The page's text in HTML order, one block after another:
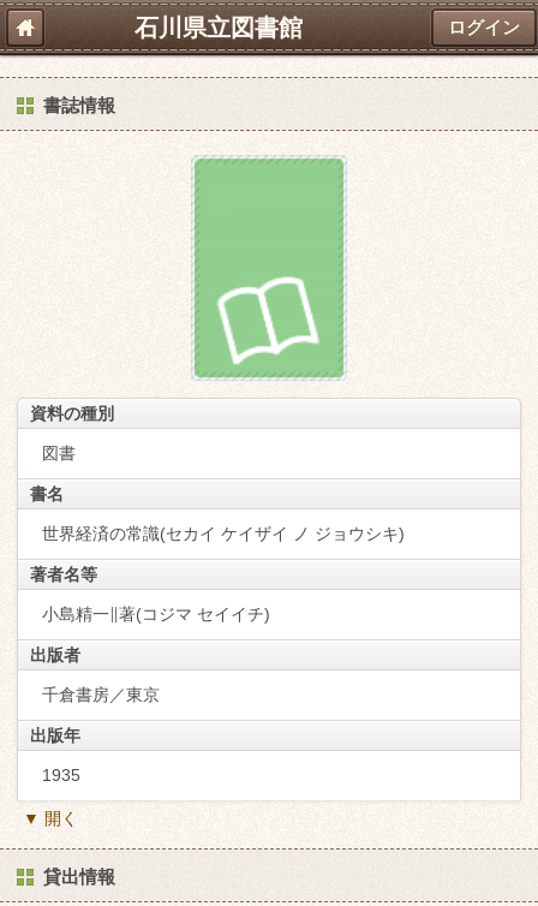
石川県立図書館 ログイン
書誌情報
資料の種別
図書
書名
世界経済の常識(セカイ ケイザイ ノ ジョウシキ)
著者名等
小島精一∥著(コジマ セイイチ)
出版者
千倉書房／東京
出版年
1935
▼ 開く
貸出情報